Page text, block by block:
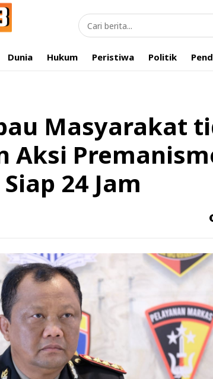
Dunia Hukum Peristiwa Politik
Masyarakat
Aksi
24 Jam